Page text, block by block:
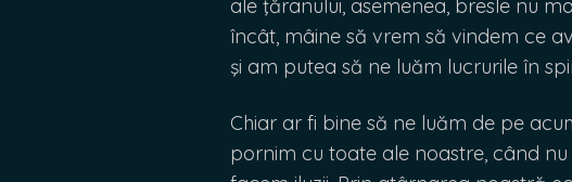
ale ţăranului, asemenea, bresle nu
încât, mâine să vrem să vindem ce
şi am putea să ne luăm lucrurile în
Chiar ar fi bine să ne luăm de pe
pornim cu toate ale noastre, când